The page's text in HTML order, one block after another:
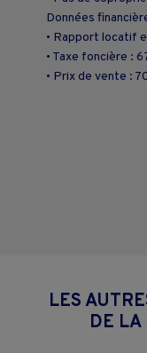
Données
• Rapport locatif
• Taxe foncière :
• Prix de vente :
LES
DE LA